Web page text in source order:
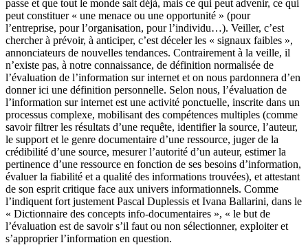
passe et que tout le monde sait déjà, mais ce qui peut advenir, ce qui
peut constituer « une menace ou une opportunité » (pour
l’entreprise, pour l’organisation, pour l’individu…). Veiller, c’est
chercher à prévoir, à anticiper, c’est déceler les « signaux faibles »,
annonciateurs de nouvelles tendances. Contrairement à la veille, il
n’existe pas, à notre connaissance, de définition normalisée de
l’évaluation de l’information sur internet et on nous pardonnera d’en
donner ici une définition personnelle. Selon nous, l’évaluation de
l’information sur internet est une activité ponctuelle, inscrite dans un
processus complexe, mobilisant des compétences multiples (comme
savoir filtrer les résultats d’une requête, identifier la source, l’auteur,
le support et le genre documentaire d’une ressource, juger de la
crédibilité d’une source, mesurer l’autorité d’un auteur, estimer la
pertinence d’une ressource en fonction de ses besoins d’information,
évaluer la fiabilité et a qualité des informations trouvées), et attestant
de son esprit critique face aux univers informationnels. Comme
l’indiquent fort justement Pascal Duplessis et Ivana Ballarini, dans le
« Dictionnaire des concepts info-documentaires », « le but de
l’évaluation est de savoir s’il faut ou non sélectionner, exploiter et
s’approprier l’information en question.